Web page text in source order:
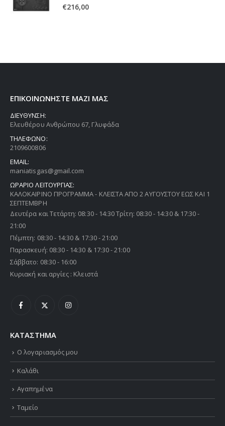
0out of 5
€216,00
ΕΠΙΚΟΙΝΩΝΗΣΤΕ ΜΑΖΙ ΜΑΣ
ΔΙΕΥΘΥΝΣΗ:
Ελευθέρου Ανθρώπου 67, Γλυφάδα
ΤΗΛΕΦΩΝΟ:
2109600806
EMAIL:
maniatisgas@gmail.com
ΩΡΑΡΙΟ ΛΕΙΤΟΥΡΓΙΑΣ:
ΚΑΛΟΚΑΙΡΙΝΟ ΠΡΟΓΡΑΜΜΑ - ΚΛΕΙΣΤΑ ΑΠΟ 2 ΑΥΓΟΥΣΤΟΥ ΕΩΣ ΚΑΙ 1
ΣΕΠΤΕΜΒΡΗ
Δευτέρα και Τετάρτη: 08:30 - 14:30 Τρίτη: 08:30 - 14:30 & 17:30 -
21:00
Πέμπτη: 08:30 - 14:30 & 17:30 - 21:00
Παρασκευή: 08:30 - 14:30 & 17:30 - 21:00
Σάββατο: 08:30 - 16:00
Κυριακή και αργίες : Κλειστά
ΚΑΤΑΣΤΗΜΑ
Ο λογαριασμός μου
Καλάθι
Αγαπημένα
Ταμείο